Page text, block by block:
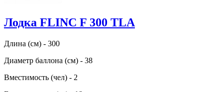
Лодка FLINC F 300 TLA
Длина (см) - 300
Диаметр баллона (см) - 38
Вместимость (чел) - 2